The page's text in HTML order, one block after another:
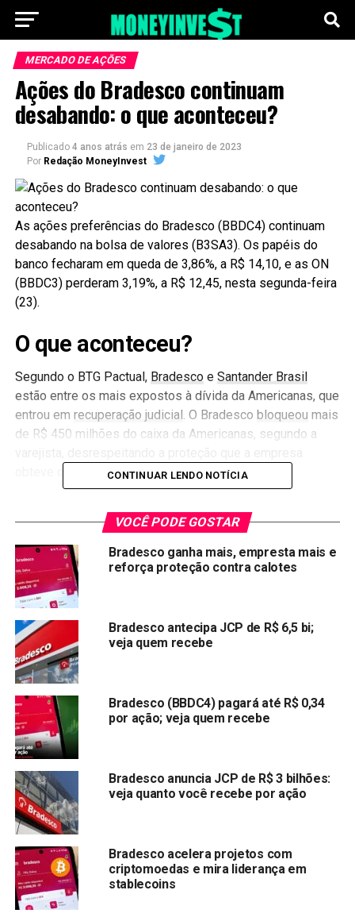
MERCADO DE AÇÕES
Ações do Bradesco continuam
desabando: o que aconteceu?
Publicado 4 anos atrás em 23 de janeiro de 2023
Por Redação MoneyInvest
As ações preferências do Bradesco (BBDC4) continuam
desabando na bolsa de valores (B3SA3). Os papéis do
banco fecharam em queda de 3,86%, a R$ 14,10, e as ON
(BBDC3) perderam 3,19%, a R$ 12,45, nesta segunda-feira
(23).
O que aconteceu?
Segundo o BTG Pactual, Bradescoe Santander Brasil
estão entre os mais expostos à dívida da Americanas, que
entrou em recuperação judicial. O Bradesco bloqueou mais
de R$ 450 milhões do caixa da Americanas, segundo a
obteve da Justiça contra o bloqueio de bens.
possibilidade de contágio dos problemas da Americanas
em outras empresas.
Compartilhar:
Copy
Link
WhatsApp
TwitterFacebook
Reddit
Email
TÓPICOS RELACIONADOS:
Ações da Oi sobem e B3 desconfia de ação
coordenada
NÃO PERCA:
vira mico na bolsa de valores
CONTINUAR LENDO NOTÍCIA
VOCÊ PODE GOSTAR
Bradesco ganha mais, empresta mais e
reforça proteção contra calotes
Bradesco antecipa JCP de R$ 6,5 bi;
veja quem recebe
Bradesco (BBDC4) pagará até R$ 0,34
por ação; veja quem recebe
Bradesco anuncia JCP de R$ 3 bilhões:
veja quanto você recebe por ação
Bradesco acelera projetos com
criptomoedas e mira liderança em
stablecoins